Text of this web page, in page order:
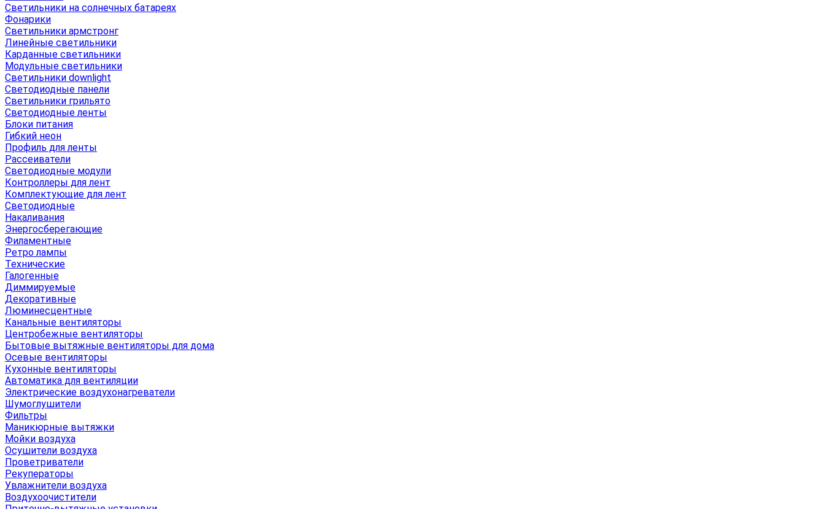
Светильники на солнечных батареях
Фонарики
Светильники армстронг
Линейные светильники
Карданные светильники
Модульные светильники
Светильники downlight
Светодиодные панели
Светильники грильято
Светодиодные ленты
Блоки питания
Гибкий неон
Профиль для ленты
Рассеиватели
Светодиодные модули
Контроллеры для лент
Комплектующие для лент
Светодиодные
Накаливания
Энергосберегающие
Филаментные
Ретро лампы
Технические
Галогенные
Диммируемые
Декоративные
Люминесцентные
Канальные вентиляторы
Центробежные вентиляторы
Бытовые вытяжные вентиляторы для дома
Осевые вентиляторы
Кухонные вентиляторы
Автоматика для вентиляции
Электрические воздухонагреватели
Шумоглушители
Фильтры
Маникюрные вытяжки
Мойки воздуха
Осушители воздуха
Проветриватели
Рекуператоры
Увлажнители воздуха
Воздухоочистители